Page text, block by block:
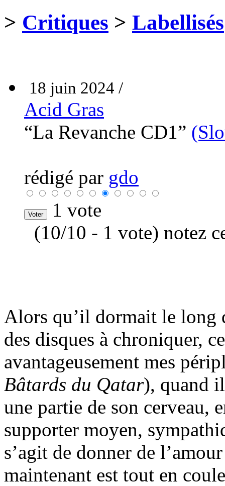
> Critiques > Labellisés
18 juin 2024 /
Acid Gras
“La Revanche CD1”
rédigé par gdo
1 vote
(10/10 - 1 vote) notez
Alors qu’il dormait le long
des disques à chroniquer,
avantageusement mes
Bâtards du Qatar), quand
une partie de son cerveau,
supporter moyen,
s’agit de donner de
maintenant est tout en